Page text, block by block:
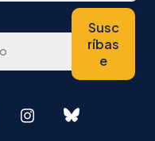
Susc
ríbas
e